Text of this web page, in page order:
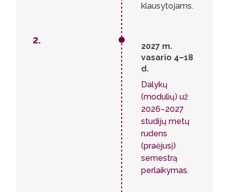
klausytojams.
2.
2027 m.
vasario 4–18
d.
Dalykų
(modulių) už
2026–2027
studijų metų
rudens
(praėjusį)
semestrą
perlaikymas.